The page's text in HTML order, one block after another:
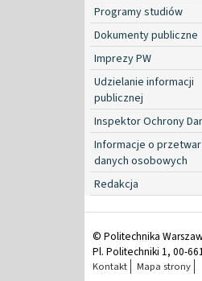
Programy studiów
Dokumenty publiczne
Imprezy PW
Udzielanie informacji
publicznej
Inspektor Ochrony
Informacje o
danych osobowych
Redakcja
© Politechnika
Pl. Politechniki 1, 00-
Kontakt Mapa strony